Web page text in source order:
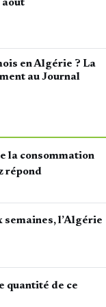
août
en Algérie ? La
au Journal
la consommation
répond
semaines, l’Algérie
quantité de ce